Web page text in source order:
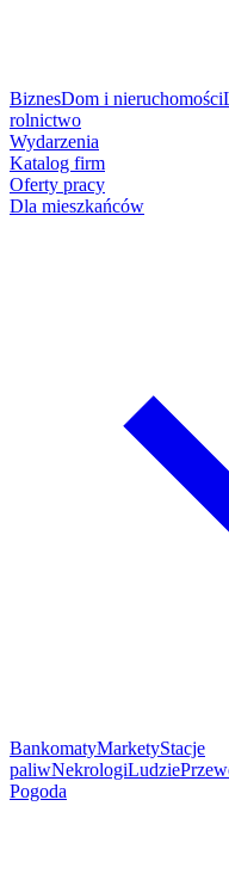
BiznesDom i nieruchomości
rolnictwo
Wydarzenia
Katalog firm
Oferty pracy
Dla mieszkańców
BankomatyMarketyStacje
paliwNekrologiLudzie
Pogoda